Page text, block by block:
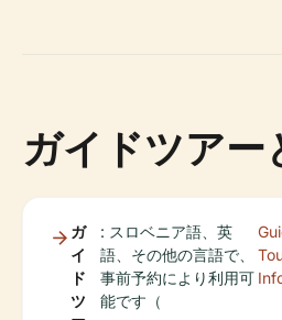
ガイドツアー
ガ
イ
ド
ツ
: スロベニア語、英
語、その他の言語で、
事前予約により利用可
能です（